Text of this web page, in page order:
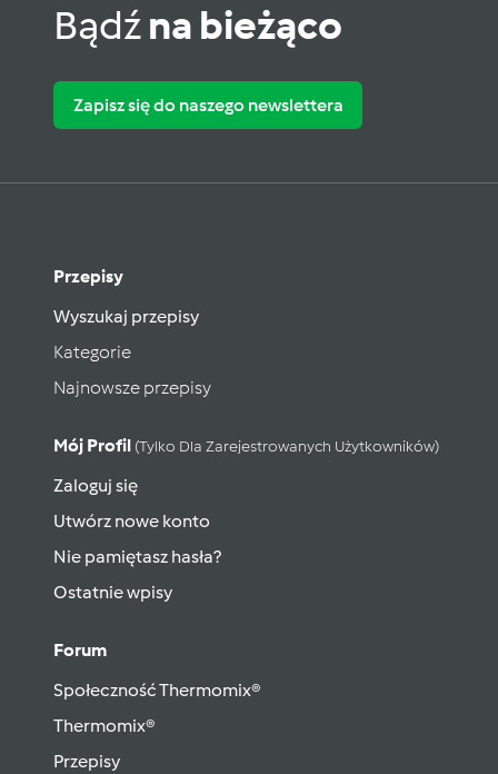
Bądźna bieżąco
Zapisz się do naszego newslettera
Przepisy
Wyszukaj przepisy
Kategorie
Najnowsze przepisy
Mój Profil (tylko Dla Zarejestrowanych Użytkowników)
Zaloguj się
Utwórz nowe konto
Nie pamiętasz hasła?
Ostatnie wpisy
Forum
Społeczność Thermomix®
Thermomix®
Przepisy